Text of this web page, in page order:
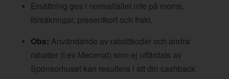
Ersättning ges i normalfallet inte på moms,
försäkringar, presentkort och frakt.
Obs: Användande av rabattkoder och andra
rabatter (t ex Mecenat) som ej utfärdats av
Sponsorhuset kan resultera i att din cashback